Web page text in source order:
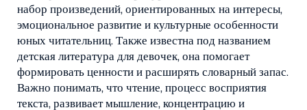
набор произведений, ориентированных на интересы,
эмоциональное развитие и культурные особенности
юных читательниц. Также известна под названием
детская литература для девочек, она помогает
формировать ценности и расширять словарный запас.
Важно понимать, что чтение, процесс восприятия
текста, развивает мышление, концентрацию и